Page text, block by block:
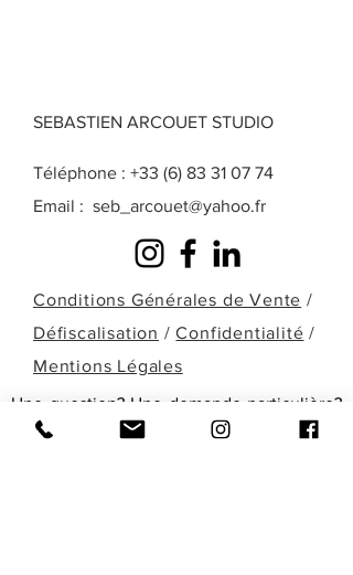
SEBASTIEN ARCOUET STUDIO
Téléphone : +33 (6) 83 31 07 74
Email : seb_arcouet@yahoo.fr
Conditions Générales de Vente /
Défiscalisation /Confidentialité /
Mentions Légales
Une question? Une demande particulière?
Une œuvre que vous ne retrouvez pas
dans celles présentées ici? Remplissez le